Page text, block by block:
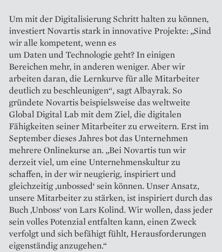
Um mit der Digitalisierung Schritt halten zu können,
investiert Novartis stark in innovative Projekte: „Sind
wir alle kompetent, wenn es
um Daten und Technologie geht? In einigen
Bereichen mehr, in anderen weniger. Aber wir
arbeiten daran, die Lernkurve für alle Mitarbeiter
deutlich zu beschleunigen“, sagt Albayrak. So
gründete Novartis beispielsweise das weltweite
Global Digital Lab mit dem Ziel, die digitalen
Fähigkeiten seiner Mitarbeiter zu erweitern. Erst im
September dieses Jahres bot das Unternehmen
mehrere Onlinekurse an. „Bei Novartis tun wir
derzeit viel, um eine Unternehmenskultur zu
schaffen, in der wir neugierig, in­spiriert und
gleichzeitig ‚unbossed‘ sein können. Unser Ansatz,
unsere Mitarbeiter zu stärken, ist inspiriert durch das
Buch ‚Unboss‘ von Lars Kolind. Wir wollen, dass jeder
sein volles Potenzial entfalten kann, einen Zweck
verfolgt und sich befähigt fühlt, Herausforderungen
eigenständig anzugehen.“